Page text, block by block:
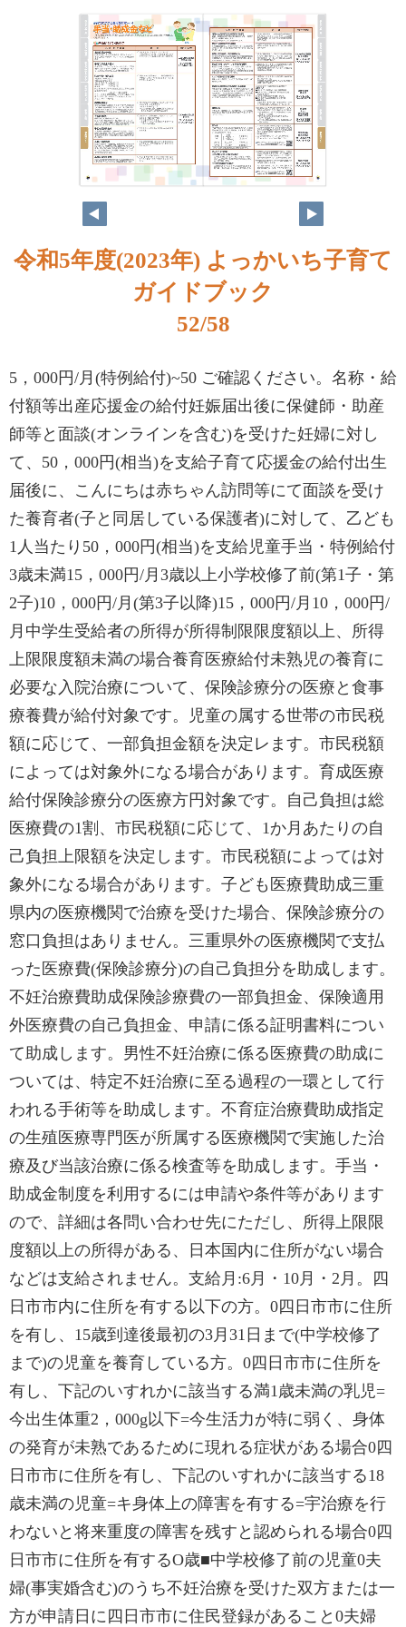
令和5年度(2023年) よっかいち子育て
ガイドブック
52/58
5，000円/月(特例給付)~50 ご確認ください。名称・給
付額等出産応援金の給付妊娠届出後に保健師・助産
師等と面談(オンラインを含む)を受けた妊婦に対し
て、50，000円(相当)を支給子育て応援金の給付出生
届後に、こんにちは赤ちゃん訪問等にて面談を受け
た養育者(子と同居している保護者)に対して、乙ども
1人当たり50，000円(相当)を支給児童手当・特例給付
3歳未満15，000円/月3歳以上小学校修了前(第1子・第
2子)10，000円/月(第3子以降)15，000円/月10，000円/
月中学生受給者の所得が所得制限限度額以上、所得
上限限度額未満の場合養育医療給付未熟児の養育に
必要な入院治療について、保険診療分の医療と食事
療養費が給付対象です。児童の属する世帯の市民税
額に応じて、一部負担金額を決定レます。市民税額
によっては対象外になる場合があります。育成医療
給付保険診療分の医療方円対象です。自己負担は総
医療費の1割、市民税額に応じて、1か月あたりの自
己負担上限額を決定します。市民税額によっては対
象外になる場合があります。子ども医療費助成三重
県内の医療機関で治療を受けた場合、保険診療分の
窓口負担はありません。三重県外の医療機関で支払
った医療費(保険診療分)の自己負担分を助成します。
不妊治療費助成保険診療費の一部負担金、保険適用
外医療費の自己負担金、申請に係る証明書料につい
て助成します。男性不妊治療に係る医療費の助成に
ついては、特定不妊治療に至る過程の一環として行
われる手術等を助成します。不育症治療費助成指定
の生殖医療専門医が所属する医療機関で実施した治
療及び当該治療に係る検査等を助成します。手当・
助成金制度を利用するには申請や条件等があります
ので、詳細は各問い合わせ先にただし、所得上限限
度額以上の所得がある、日本国内に住所がない場合
などは支給されません。支給月:6月・10月・2月。四
日市市内に住所を有する以下の方。0四日市市に住所
を有し、15歳到達後最初の3月31日まで(中学校修了
まで)の児童を養育している方。0四日市市に住所を
有し、下記のいすれかに該当する満1歳未満の乳児=
今出生体重2，000g以下=今生活力が特に弱く、身体
の発育が未熟であるために現れる症状がある場合0四
日市市に住所を有し、下記のいすれかに該当する18
歳未満の児童=キ身体上の障害を有する=宇治療を行
わないと将来重度の障害を残すと認められる場合0四
日市市に住所を有するO歳■中学校修了前の児童0夫
婦(事実婚含む)のうち不妊治療を受けた双方または一
方が申請日に四日市市に住民登録があること0夫婦